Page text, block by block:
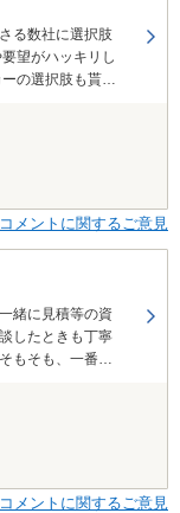
る数社に選択肢
望がハッキリし
の選択肢も貰え
メントに関するご意見
緒に見積等の資
したときも丁寧
もそも、一番初
メントに関するご意見